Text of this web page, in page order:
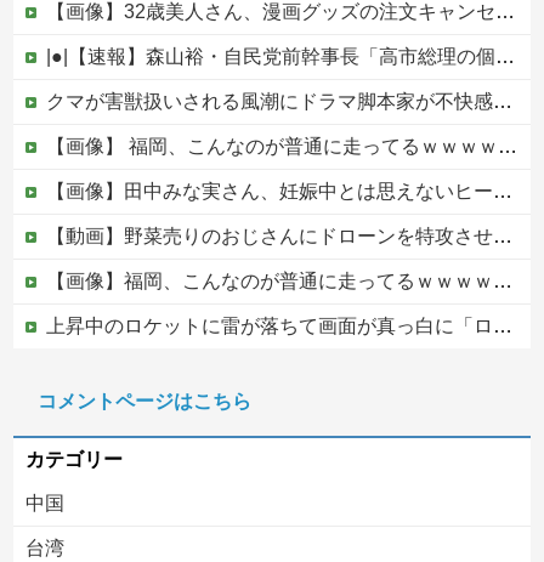
【画像】32歳美人さん、漫画グッズの注文キャンセルを43億円分繰り返しまくり逮捕
|●|【速報】森山裕・自民党前幹事長「高市総理の個人的なSNS投稿が習近平主席を怒らせた」
クマが害獣扱いされる風潮にドラマ脚本家が不快感、「何度もクマに会ったことがあるけど全然怖くなかった」と主張しており……他
【画像】 福岡、こんなのが普通に走ってるｗｗｗｗｗｗｗｗｗｗｗｗｗｗｗｗｗｗｗｗｗｗｗｗｗｗｗｗｗｗｗｗｗｗｗｗｗｗｗｗ
【画像】田中みな実さん、妊娠中とは思えないヒール姿で登場してしまう
【動画】野菜売りのおじさんにドローンを特攻させるおそロシア。
【画像】福岡、こんなのが普通に走ってるｗｗｗｗｗｗｗｗｗｗｗｗｗｗｗｗｗｗｗｗｗｗｗｗｗｗｗｗｗｗｗｗｗｗｗｗｗｗｗｗ
上昇中のロケットに雷が落ちて画面が真っ白に「ロケット、大丈夫なの……？」【海外の反応】
【移民政策反対】イオンの売り場で唐揚げを食う中国人の子供
コメントページはこちら
カテゴリー
中国
台湾